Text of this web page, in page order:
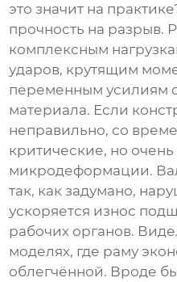
это значит на
прочность на разрыв.
комплексным
ударов, крутящим
переменным усилиям
материала. Если
неправильно, со
критические, но
микродеформации.
так, как задумано,
ускоряется износ
рабочих органов.
моделях, где раму
облегчённой. Вроде